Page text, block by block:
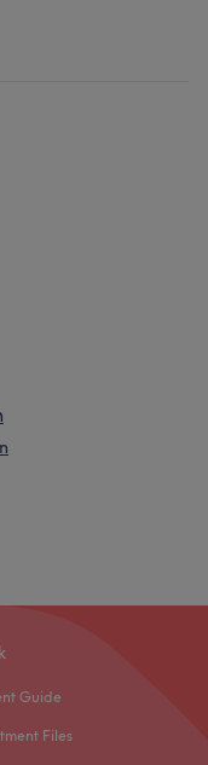
Guide
Files